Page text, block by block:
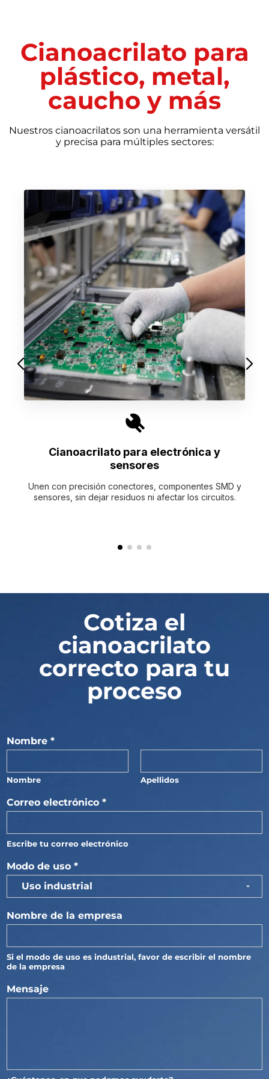
Cianoacrilato para
plástico, metal,
caucho y más
Nuestros cianoacrilatos son una herramienta versátil
y precisa para múltiples sectores:
Cianoacrilato para electrónica y
sensores
Unen con precisión conectores, componentes SMD y
sensores, sin dejar residuos ni afectar los circuitos.
Cotiza el
cianoacrilato
correcto para tu
proceso
Nombre *
Nombre Apellidos
Correo electrónico *
Escribe tu correo electrónico
Modo de uso *
Nombre de la empresa
Si el modo de uso es industrial, favor de escribir el nombre
de la empresa
e
m
d
Mensaje